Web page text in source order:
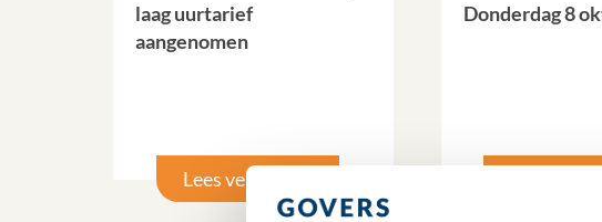
laag uurtarief
aangenomen
Lees verder
Donderdag 8